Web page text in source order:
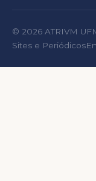
© 2026 ATRIVM
Sites e Periódicos